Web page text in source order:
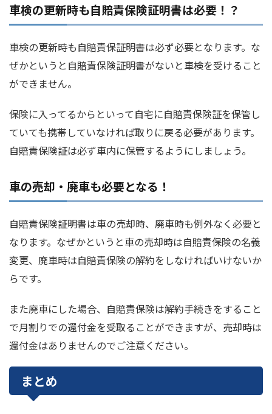
車検の更新時も自賠責保険証明書は必要！？
車検の更新時も自賠責保証明書は必ず必要となります。な
ぜかというと自賠責保険証明書がないと車検を受けること
ができません。
保険に入ってるからといって自宅に自賠責保険証を保管し
ていても携帯していなければ取りに戻る必要があります。
自賠責保険証は必ず車内に保管するようにしましょう。
車の売却・廃車も必要となる！
自賠責保険証明書は車の売却時、廃車時も例外なく必要と
なります。なぜかというと車の売却時は自賠責保険の名義
変更、廃車時は自賠責保険の解約をしなければいけないか
らです。
また廃車にした場合、自賠責保険は解約手続きをすること
で月割りでの還付金を受取ることができますが、売却時は
還付金はありませんのでご注意ください。
まとめ